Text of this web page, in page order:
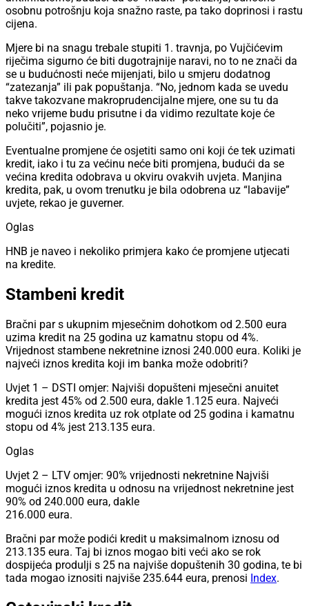
osobnu potrošnju koja snažno raste, pa tako doprinosi i rastu
cijena.
Mjere bi na snagu trebale stupiti 1. travnja, po Vujčićevim
riječima sigurno će biti dugotrajnije naravi, no to ne znači da
se u budućnosti neće mijenjati, bilo u smjeru dodatnog
“zatezanja” ili pak popuštanja. “No, jednom kada se uvedu
takve takozvane makroprudencijalne mjere, one su tu da
neko vrijeme budu prisutne i da vidimo rezultate koje će
polučiti”, pojasnio je.
Eventualne promjene će osjetiti samo oni koji će tek uzimati
kredit, iako i tu za većinu neće biti promjena, budući da se
većina kredita odobrava u okviru ovakvih uvjeta. Manjina
kredita, pak, u ovom trenutku je bila odobrena uz “labavije”
uvjete, rekao je guverner.
Oglas
HNB je naveo i nekoliko primjera kako će promjene utjecati
na kredite.
Stambeni kredit
Bračni par s ukupnim mjesečnim dohotkom od 2.500 eura
uzima kredit na 25 godina uz kamatnu stopu od 4%.
Vrijednost stambene nekretnine iznosi 240.000 eura. Koliki je
najveći iznos kredita koji im banka može odobriti?
Uvjet 1 – DSTI omjer: Najviši dopušteni mjesečni anuitet
kredita jest 45% od 2.500 eura, dakle 1.125 eura. Najveći
mogući iznos kredita uz rok otplate od 25 godina i kamatnu
stopu od 4% jest 213.135 eura.
Oglas
Uvjet 2 – LTV omjer: 90% vrijednosti nekretnine Najviši
mogući iznos kredita u odnosu na vrijednost nekretnine jest
90% od 240.000 eura, dakle
216.000 eura.
Bračni par može podići kredit u maksimalnom iznosu od
213.135 eura. Taj bi iznos mogao biti veći ako se rok
dospijeća produlji s 25 na najviše dopuštenih 30 godina, te bi
tada mogao iznositi najviše 235.644 eura, prenosi Index.